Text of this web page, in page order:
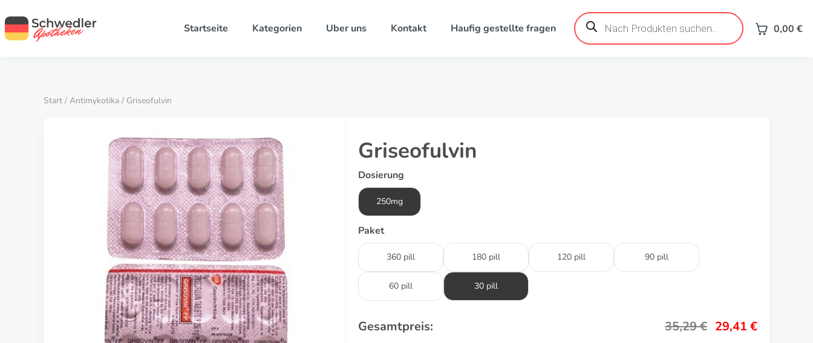
Startseite Kategorien Uber uns Kontakt Haufig gestellte fragen
Products
search 0,00 €
Start / Antimykotika / Griseofulvin
Griseofulvin
Dosierung
250mg
Paket
360 pill 180 pill 120 pill 90 pill
60 pill 30 pill
Gesamtpreis: 35,29€ 29,41 €